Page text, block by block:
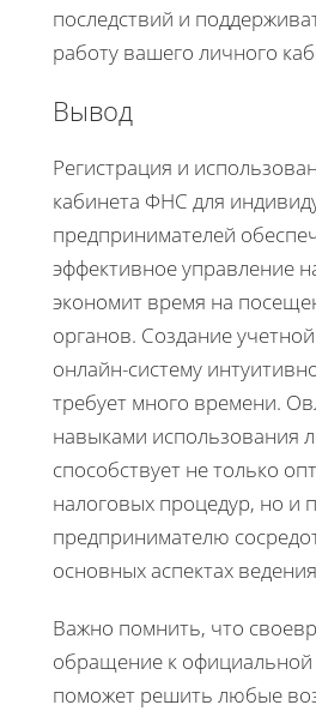
последствий и
работу вашего личного
Вывод
Регистрация и
кабинета ФНС для
предпринимателей
эффективное управление
экономит время на
органов. Создание
онлайн-систему
требует много времени.
навыками использования
способствует не только
налоговых процедур, но и
предпринимателю
основных аспектах
Важно помнить, что
обращение к официальной
поможет решить любые